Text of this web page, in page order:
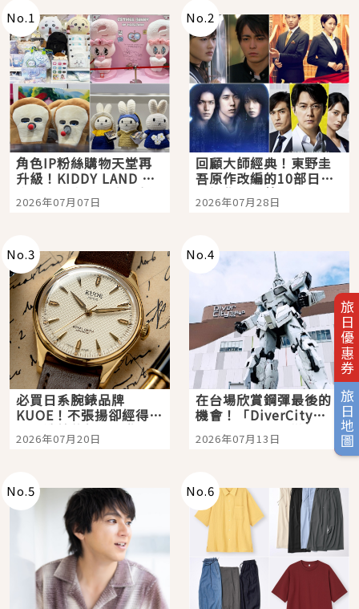
旅日優惠券
旅日地圖
No.1
角色IP粉絲購物天堂再
升級！KIDDY LAND 原
宿店吉伊卡哇迎客，新
開幕 OMOKADO 店3分
2026年07月07日
No.2
回顧大師經典！東野圭
吾原作改編的10部日本
影視作品推薦
2026年07月28日
No.3
必買日系腕錶品牌
KUOE！不張揚卻經得起
時間洗鍊的經典之作五
選
2026年07月20日
No.4
在台場欣賞鋼彈最後的
機會！「DiverCity
Tokyo Plaza」搭船、
購物、美食及夜景，一
2026年07月13日
No.5 No.6